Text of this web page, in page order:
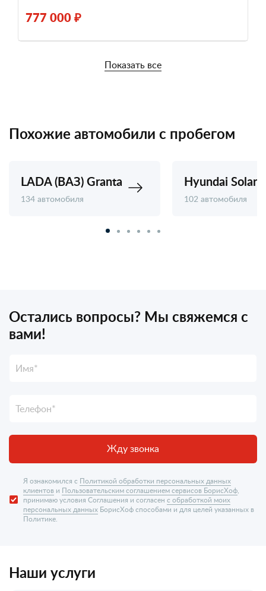
777 000 ₽
Показать все
Похожие автомобили с пробегом
LADA (ВАЗ) Granta
134 автомобиля
Hyundai Solaris
102 автомобиля
Остались вопросы? Мы свяжемся с
вами!
Жду звонка
Я ознакомился с Политикой обработки персональных данных
клиентов и Пользовательским соглашением сервисов БорисХоф
принимаю условия Соглашения и согласен с обработкой моих
персональных данных БорисХоф способами и для целей указанных в
Политике.
Наши услуги